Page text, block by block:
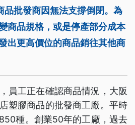
品批發商因無法支撐倒閉。為
商品規格，或是停產部分成本
出更高價位的商品銷往其他商
員工正在確認商品情況，大阪
塑膠商品的批發商工廠。平時
種。創業50年的工廠，過去